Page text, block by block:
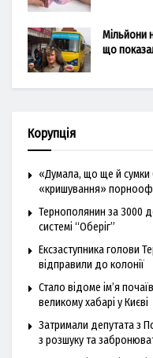
Мільйони
що
Корупція
«Думала, що ще й сумки
«кришування»
Тернополянин за 3000
системі “Оберіг”
Ексзаступника голови
відправили до колонії
Стало відоме ім’я
великому хабарі у Києві
Затримали депутата з
з розшуку та